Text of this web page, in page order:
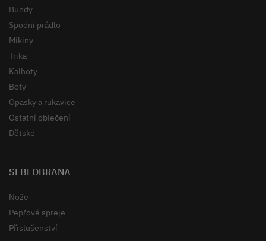
Bundy
Spodní prádlo
Mikiny
Trika
Kalhoty
Boty
Opasky a rukavice
Ostatní oblečení
Dětské
SEBEOBRANA
Nože
Pepřové spreje
Příslušenství